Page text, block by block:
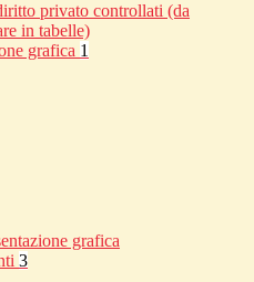
privato controllati (da
in tabelle)
grafica 1
grafica
3